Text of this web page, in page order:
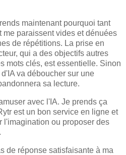
maintenant pourquoi tant
paraissent vides et dénuées
de répétitions. La prise en
qui a des objectifs autres
mots clés, est essentielle. Sinon
va déboucher sur une
sa lecture.
avec l'IA. Je prends ça
est un bon service en ligne et
l'imagination ou proposer des
de réponse satisfaisante à ma